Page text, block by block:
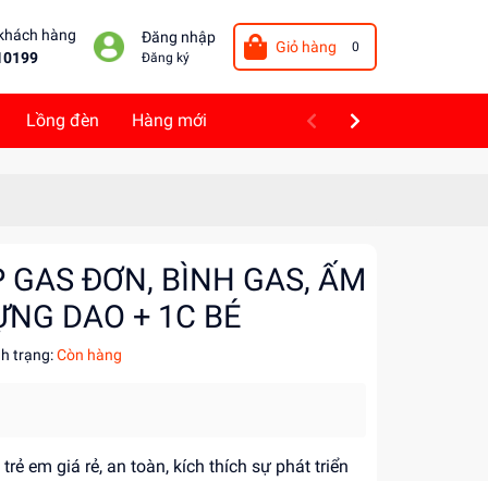
hàng
Đăng nhập
Đăng ký
Giỏ hàng 0
Lồng đèn Hàng mới
GAS ĐƠN, BÌNH GAS, ẤM
DAO + 1C BÉ
trạng:Còn hàng
em giá rẻ, an toàn, kích thích sự phát triển